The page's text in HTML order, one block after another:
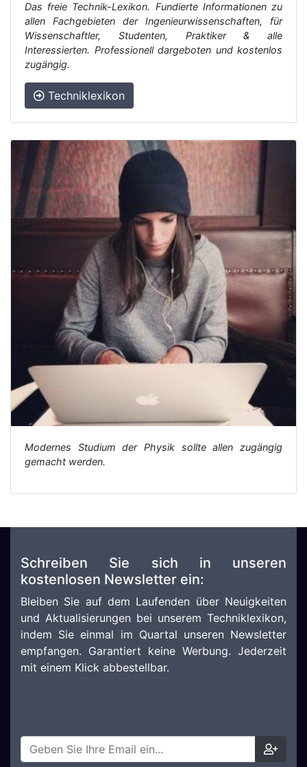
Das freie Technik-Lexikon. Fundierte Informationen zu
allen Fachgebieten der Ingenieurwissenschaften, für
Wissenschaftler, Studenten, Praktiker & alle
Interessierten. Professionell dargeboten und kostenlos
zugängig.
Techniklexikon
Modernes Studium der Physik sollte allen zugängig
gemacht werden.
Schreiben Sie sich in unseren
kostenlosen Newsletter ein:
Bleiben Sie auf dem Laufenden über Neuigkeiten
und Aktualisierungen bei unserem Techniklexikon,
indem Sie einmal im Quartal unseren Newsletter
empfangen. Garantiert keine Werbung. Jederzeit
mit einem Klick abbestellbar.